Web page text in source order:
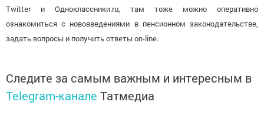
Twitterи Одноклассники.ru, там тоже можно оперативно
ознакомиться с нововведениями в пенсионном законодательстве,
задать вопросы и получить ответы on-line.
Следите за самым важным и интересным в
Telegram-канале Татмедиа